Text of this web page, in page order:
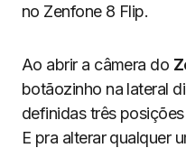
no Zenfone 8 Flip.
Ao abrir a câmera do
botãozinho na lateral
definidas três
E pra alterar qualquer